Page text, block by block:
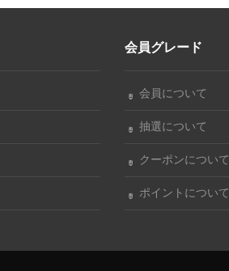
会員グレード
会員について
抽選について
クーポンについて
ポイントについて